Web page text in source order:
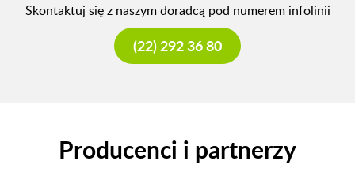
Skontaktuj się z naszym doradcą pod numerem infolinii
(22) 292 36 80
Producenci i partnerzy